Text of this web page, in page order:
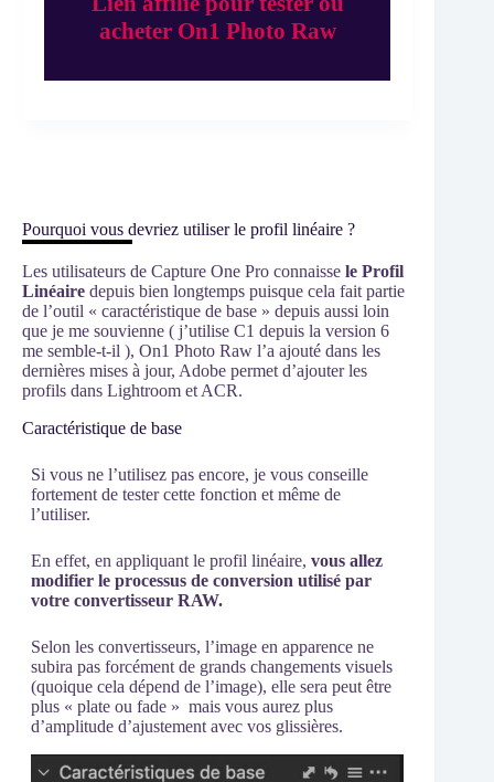
acheter On1 Photo Raw
Pourquoi vous devriez utiliser le profil linéaire ?
Les utilisateurs de Capture One Pro connaisse le Profil
Linéaire depuis bien longtemps puisque cela fait partie
de l’outil « caractéristique de base » depuis aussi loin
que je me souvienne ( j’utilise C1 depuis la version 6
me semble-t-il ), On1 Photo Raw l’a ajouté dans les
dernières mises à jour, Adobe permet d’ajouter les
profils dans Lightroom et ACR.
Caractéristique de base
Si vous ne l’utilisez pas encore, je vous conseille
fortement de tester cette fonction et même de
l’utiliser.
En effet, en appliquant le profil linéaire, vous allez
modifier le processus de conversion utilisé par
votre convertisseur RAW.
Selon les convertisseurs, l’image en apparence ne
subira pas forcément de grands changements visuels
(quoique cela dépend de l’image), elle sera peut être
plus « plate ou fade » mais vous aurez plus
d’amplitude d’ajustement avec vos glissières.